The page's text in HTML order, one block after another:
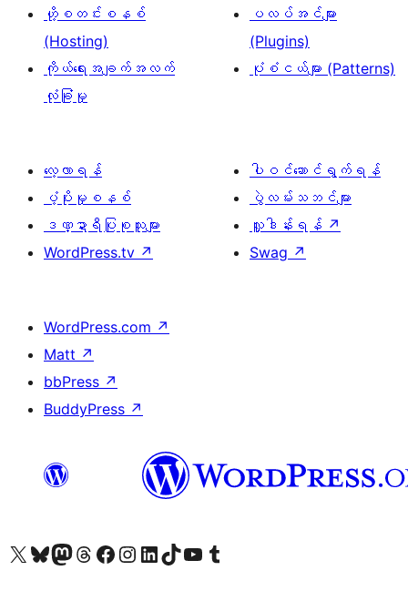
ဟို့စတင်းစနစ်
(Hosting)
ကိုယ်ရေးအချက်အလက်
လုံခြုံမှု
ပလပ်အင်များ
(Plugins)
ပုံစံငယ်များ (Patterns)
လေ့လာရန်
ပံ့ပိုးမှုစနစ်
ဒဏ္ဍာရီပြုစုသူများ
WordPress.tv ↗
ပါဝင်ဆောင်ရွက်ရန်
ပွဲလမ်းသဘင်များ
လှူဒါန်းရန် ↗
Swag ↗
WordPress.com ↗
Matt ↗
bbPress ↗
BuddyPress ↗
ကျွန်ုပ်တို့၏ X (ယခင် Twitter) အကောင့်သို့ သွားရောက်ကြည့်ရှုပါကျွန်ုပ်တို့၏ Bluesky အကောင့်သို့ ဝင်ရောက်ကြည့်ရှုရန်
ကျွန်ုပ်တို့၏ Mastodon အကောင့်သို့ သွားရောက်ကြည့်ရှုပါကျွန်ုပ်တို့၏ Threads အကောင့်သို့ ဝင်ရောက်ကြည့်ရှုရန်
ကျွန်ုပ်တို့၏ Facebook စာမျက်နှာသို့ သွားရောက်ကြည့်ရှုပါကျွန်ုပ်တို့၏ Instagram အကောင့်သို့ သွားရောက်ကြည့်ရှုပါ ကျွန်ုပ်တို့၏ LinkedIn အကောင့်သို့ သွားရောက်ကြည့်ရှုပါကျွန်ုပ်တို့၏ TikTok အကောင့်သို့ ဝင်ရောက်ကြည့်ရှုရန်
ကျွန်ုပ်တို့၏ YouTube ချန်နယ်သို့ သွားရောက်ကြည့်ရှုပါ ကျွန်ုပ်တို့၏ Tumblr အကောင့်သို့ ဝင်ရောက်ကြည့်ရှုရန်